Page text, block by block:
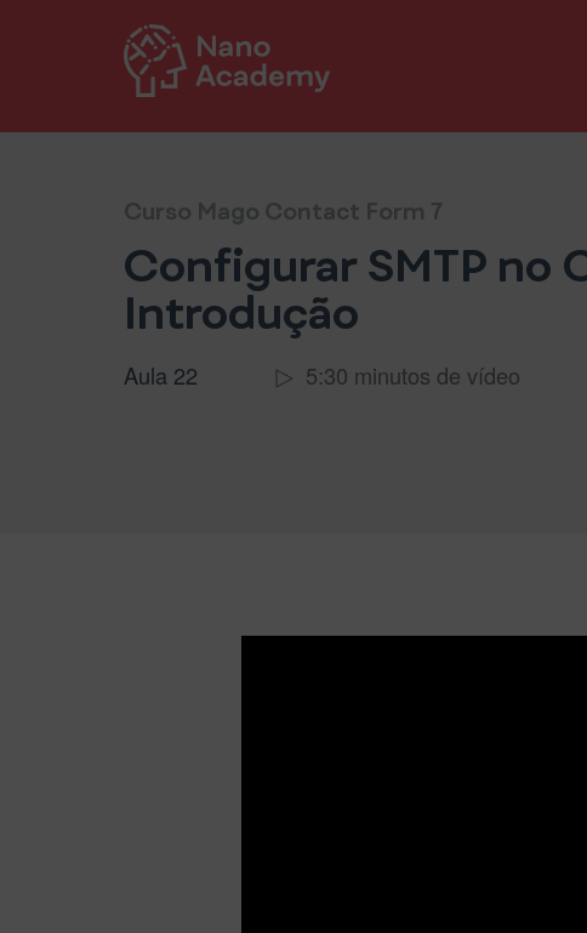
Pular para o conteúdo
Curso Mago Contact Form 7
Configurar SMTP no
Introdução
Aula 22 5:30 minutos de vídeo